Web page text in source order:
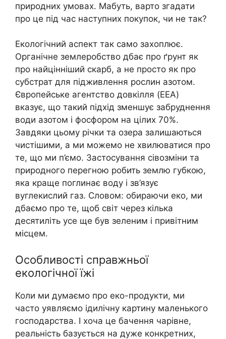
природних умовах. Мабуть, варто згадати
про це під час наступних покупок, чи не так?
Екологічний аспект так само захоплює.
Органічне землеробство дбає про ґрунт як
про найцінніший скарб, а не просто як про
субстрат для підживлення рослин азотом.
Європейське агентство довкілля (EEA)
вказує, що такий підхід зменшує забруднення
води азотом і фосфором на цілих 70%.
Завдяки цьому річки та озера залишаються
чистішими, а ми можемо не хвилюватися про
те, що ми п’ємо. Застосування сівозміни та
природного перегною робить землю губкою,
яка краще поглинає воду і зв’язує
вуглекислий газ. Словом: обираючи еко, ми
дбаємо про те, щоб світ через кілька
десятиліть усе ще був зеленим і привітним
місцем.
Особливості справжньої
екологічної їжі
Коли ми думаємо про еко-продукти, ми
часто уявляємо ідилічну картину маленького
господарства. І хоча це бачення чарівне,
реальність базується на дуже конкретних,